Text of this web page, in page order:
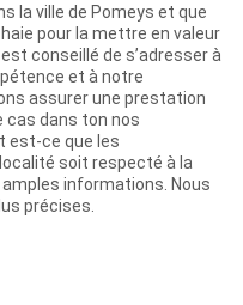
la ville de Pomeys et que
pour la mettre en valeur
conseillé de s’adresser à
et à notre
assurer une prestation
cas dans ton nos
est-ce que les
soit respecté à la
informations. Nous
précises.